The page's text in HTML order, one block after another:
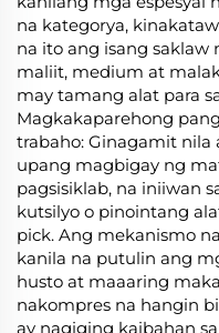
na kategorya,
na ito ang isang saklaw
maliit, medium at
may tamang alat para
Magkakaparehong
trabaho: Ginagamit nila
upang magbigay ng
pagsisiklab, na iniiwan
kutsilyo o pinointang
pick. Ang mekanismo
kanila na putulin ang
husto at maaaring
nakompres na hangin
ay nagiging kaibahan